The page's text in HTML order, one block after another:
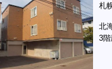
札
北
3